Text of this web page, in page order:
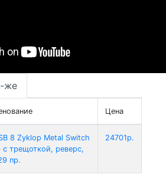
же
Цена
8 Zyklop Metal Switch
с трещоткой, реверс,
пр.
24701р.